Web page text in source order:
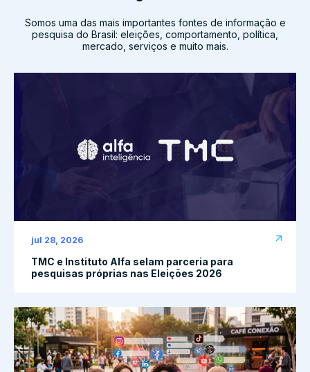
Somos uma das mais importantes fontes de informação e
pesquisa do Brasil: eleições, comportamento, política,
mercado, serviços e muito mais.
jul 28, 2026
TMC e Instituto Alfa selam parceria para
pesquisas próprias nas Eleições 2026